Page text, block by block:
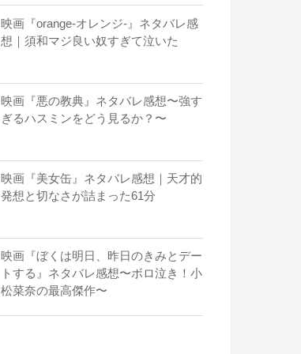
映画『orange-オレンジ-』ネタバレ感
想｜須和マジ良い奴すぎて泣いた
映画『悪の教典』ネタバレ感想〜強す
ぎるハスミンをどう見るか？〜
映画『美女缶』ネタバレ感想｜天才的
発想と切なさが詰まった61分
映画『ぼくは明日、昨日のきみとデー
トする』ネタバレ感想〜ボロ泣き！小
松菜奈の最高傑作〜